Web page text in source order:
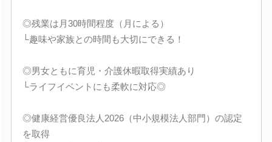
◎残業は月30時間程度（月による）
└趣味や家族との時間も大切にできる！
◎男女ともに育児・介護休暇取得実績あり
└ライフイベントにも柔軟に対応◎
◎健康経営優良法人2026（中小規模法人部門）の認定
を取得